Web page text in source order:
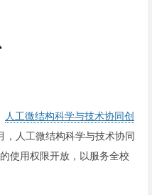
人工微结构科学与技术协同创
人工微结构科学与技术协同
使用权限开放，以服务全校